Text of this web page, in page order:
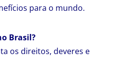
para o mundo.
Brasil?
os direitos, deveres e